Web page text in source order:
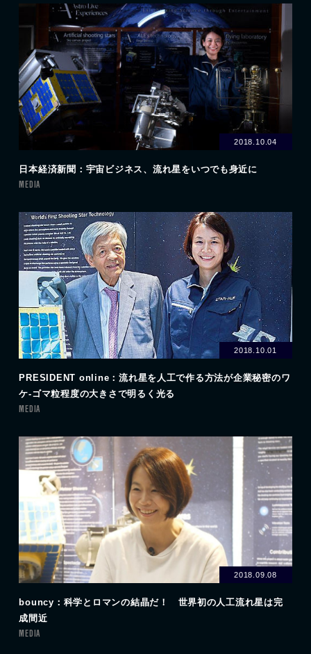
2018.10.04
日本経済新聞：宇宙ビジネス、流れ星をいつでも身近に
MEDIA
2018.10.01
PRESIDENT online：流れ星を人工で作る方法が企業秘密のワ
ケ-ゴマ粒程度の大きさで明るく光る
MEDIA
2018.09.08
bouncy：科学とロマンの結晶だ！ 世界初の人工流れ星は完
成間近
MEDIA